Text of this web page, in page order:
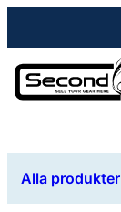
Alla produkter